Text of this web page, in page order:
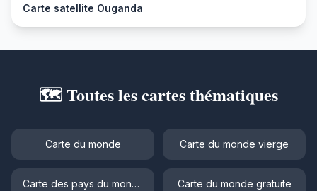
Carte satellite Ouganda
🗺️ Toutes les cartes thématiques
Carte du monde Carte du monde vierge
Carte des pays du monde Carte du monde gratuite